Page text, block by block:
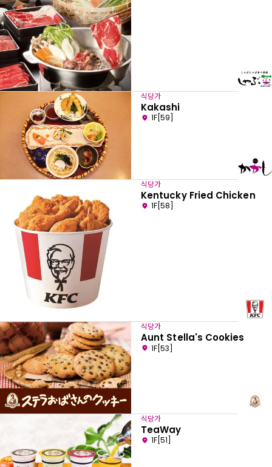
식당가
Kakashi
1F[59]
식당가
Kentucky Fried Chicken
1F[58]
식당가
Aunt Stella's Cookies
1F[53]
식당가
TeaWay
1F[51]